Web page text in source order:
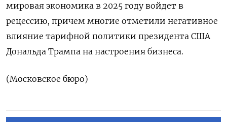
мировая экономика в 2025 году войдет в
рецессию, причем многие отметили негативное
влияние тарифной политики президента США
Дональда Трампа на настроения бизнеса.
(Московское бюро)